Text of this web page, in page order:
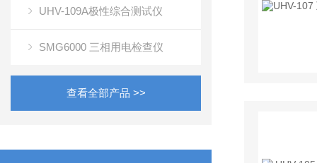
UHV-109A极性综合测试仪
SMG6000 三相用电检查仪
查看全部产品 >>